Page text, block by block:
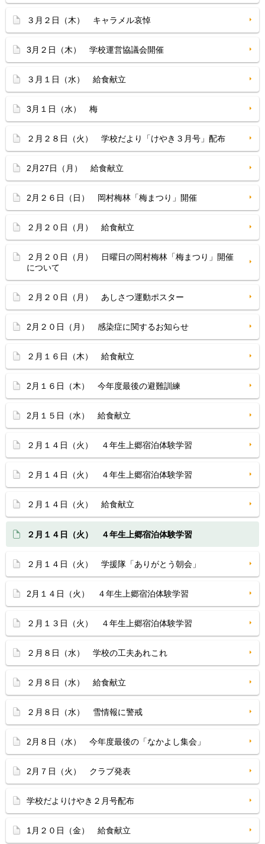
３月２日（木） キャラメル哀悼
3月２日（木） 学校運営協議会開催
３月１日（水） 給食献立
3月１日（水） 梅
２月２８日（火） 学校だより「けやき３月号」配布
2月27日（月） 給食献立
2月２６日（日） 岡村梅林「梅まつり」開催
２月２０日（月） 給食献立
２月２０日（月） 日曜日の岡村梅林「梅まつり」開催
について
２月２０日（月） あしさつ運動ポスター
2月２０日（月） 感染症に関するお知らせ
２月１６日（木） 給食献立
2月１６日（木） 今年度最後の避難訓練
2月１５日（水） 給食献立
２月１４日（火） ４年生上郷宿泊体験学習
２月１４日（火） ４年生上郷宿泊体験学習
２月１４日（火） 給食献立
２月１４日（火） ４年生上郷宿泊体験学習
２月１４日（火） 学援隊「ありがとう朝会」
2月１４日（火） ４年生上郷宿泊体験学習
２月１３日（火） ４年生上郷宿泊体験学習
２月８日（水） 学校の工夫あれこれ
２月８日（水） 給食献立
２月８日（水） 雪情報に警戒
2月８日（水） 今年度最後の「なかよし集会」
2月７日（火） クラブ発表
学校だよりけやき２月号配布
1月２０日（金） 給食献立